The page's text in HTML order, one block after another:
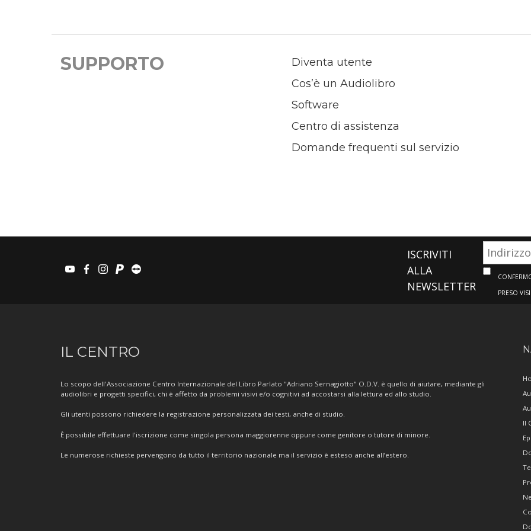
SUPPORTO
Diventa utente
Cos’è un Audiolibro
Software
Centro di assistenza
Domande frequenti sul servizio
youtubefacebook
instagram
paypalteamviewer
ISCRIVITI
ALLA
NEWSLETTER
PRESO
Informazioni
IL CENTRO
Lo scopo dell'Associazione Centro Internazionale del Libro Parlato "Adriano Sernagiotto" O.D.V. è quello di aiutare, mediante gli
audiolibri e progetti specifici, chi è affetto da problemi visivi e/o cognitivi ad accostarsi alla lettura ed allo studio.
Gli utenti possono richiedere la registrazione personalizzata dei testi, anche di studio.
È possibile effettuare l'iscrizione come singola persona maggiorenne oppure come genitore o tutore di minore.
Le numerose richieste pervengono da tutto il territorio nazionale ma il servizio è esteso anche all’estero.
Il